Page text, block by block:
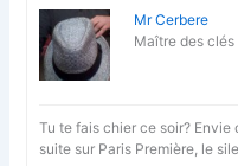
Mr Cerbere
Maître des clés
Tu te fais chier ce soir?
suite sur Paris Première, le